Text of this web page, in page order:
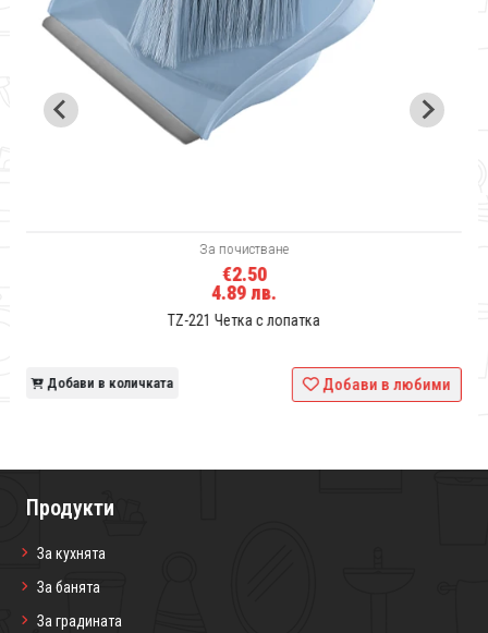
За почистване
€2.50
4.89 лв.
TZ-221 Четка с лопатка
Добави в количката Добави в любими
Продукти
За кухнята
За банята
За градината